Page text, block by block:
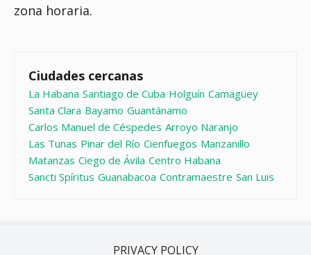
zona horaria.
Ciudades cercanas
La Habana Santiago de Cuba Holguín Camagüey
Santa Clara Bayamo Guantánamo
Carlos Manuel de Céspedes Arroyo Naranjo
Las Tunas Pinar del Río Cienfuegos Manzanillo
Matanzas Ciego de Ávila Centro Habana
Sancti Spíritus Guanabacoa Contramaestre San Luis
PRIVACY POLICY